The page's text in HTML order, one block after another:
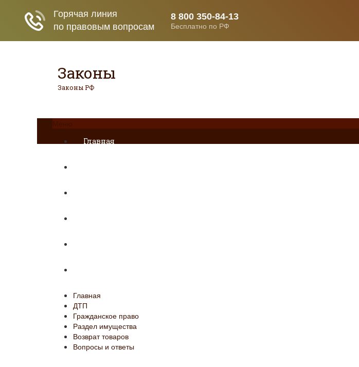
Законы
Законы РФ
Меню
Главная
Главная
ДТП
Гражданское право
Раздел имущества
Возврат товаров
Вопросы и ответы